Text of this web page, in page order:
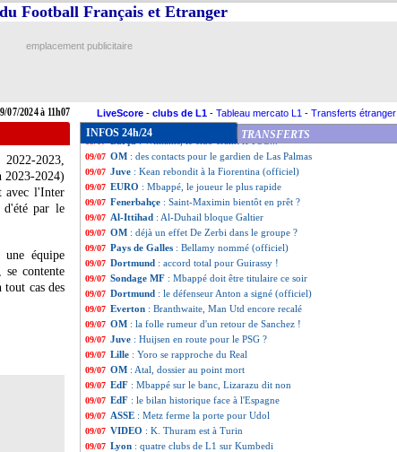
07/2024 à 11h07
Football Français et Etranger
emplacement publicitaire
LiveScore - clubs de L1 - Tableau mercato L1 - Transferts étranger
2022-2023,
2023-2024)
avec l'Inter
par le
équipe
contente
cas des
INFOS 24h/24 TRANSFERTS
09/07 OM: Longoria confirme pour Pau Lopez
09/07 TFC: Cissoko prêté en Angleterre (officiel)
09/07 Strasbourg
09/07 EdF: Griezmann remplaçant, Dugarry valide
09/07 Barça: Séville veut Fati en prêt
: Williams, le club craint le PSG...
09/07 OM : des contacts pour le gardien de Las Palmas
09/07 Juve : Kean rebondit à la Fiorentina (officiel)
09/07 EURO : Mbappé, le joueur le plus rapide
09/07 Fenerbahçe : Saint-Maximin bientôt en prêt ?
09/07 Al-Ittihad : Al-Duhail bloque Galtier
09/07 OM : déjà un effet De Zerbi dans le groupe ?
09/07 Pays de Galles : Bellamy nommé (officiel)
09/07 Dortmund : accord total pour Guirassy !
09/07 Sondage MF : Mbappé doit être titulaire ce soir
09/07 Dortmund : le défenseur Anton a signé (officiel)
09/07 Everton : Branthwaite, Man Utd encore recalé
09/07 OM : la folle rumeur d'un retour de Sanchez !
09/07 Juve : Huijsen en route pour le PSG ?
09/07 Lille : Yoro se rapproche du Real
09/07 OM : Atal, dossier au point mort
09/07 EdF : Mbappé sur le banc, Lizarazu dit non
09/07 EdF : le bilan historique face à l'Espagne
09/07 ASSE : Metz ferme la porte pour Udol
09/07 VIDEO : K. Thuram est à Turin
09/07 Lyon : quatre clubs de L1 sur Kumbedi